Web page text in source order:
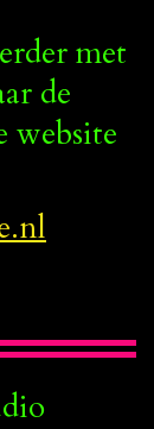
met
de
website